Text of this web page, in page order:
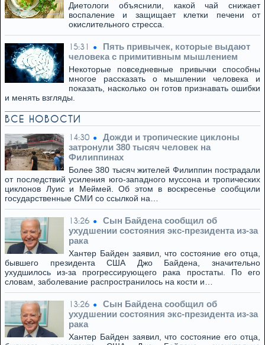
Диетологи объяснили, какой чай снижает
воспаление и защищает клетки печени от
окислительного стресса.
15:31
Пять привычек, которые выдают
человека с примитивным мышлением
Некоторые повседневные привычки способны
многое рассказать о мышлении человека и
показать, насколько он готов признавать ошибки
и менять взгляды.
ВСЕ НОВОСТИ
14:30
Дожди и тропические циклоны
затронули 380 тысяч человек на
Филиппинах
Более 380 тысяч жителей Филиппин пострадали
от последствий усиления юго-западного муссона и тропических
циклонов Луис и Меймей. Об этом в воскресенье сообщили
государственные СМИ со ссылкой на…
13:26
Сын Байдена сообщил об
ухудшении состояния экс-президента из-за
рака
Хантер Байден заявил, что состояние его отца,
бывшего президента США Джо Байдена, значительно
ухудшилось из-за прогрессирующего рака простаты. По его
словам, заболевание распространилось на кости и…
13:26
Сын Байдена сообщил об
ухудшении состояния экс-президента из-за
рака
Хантер Байден заявил, что состояние его отца,